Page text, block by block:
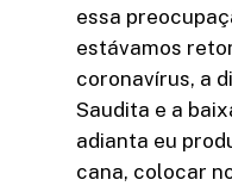
essa
estávamos
coronavírus, a
Saudita e a
adianta eu
cana, colocar